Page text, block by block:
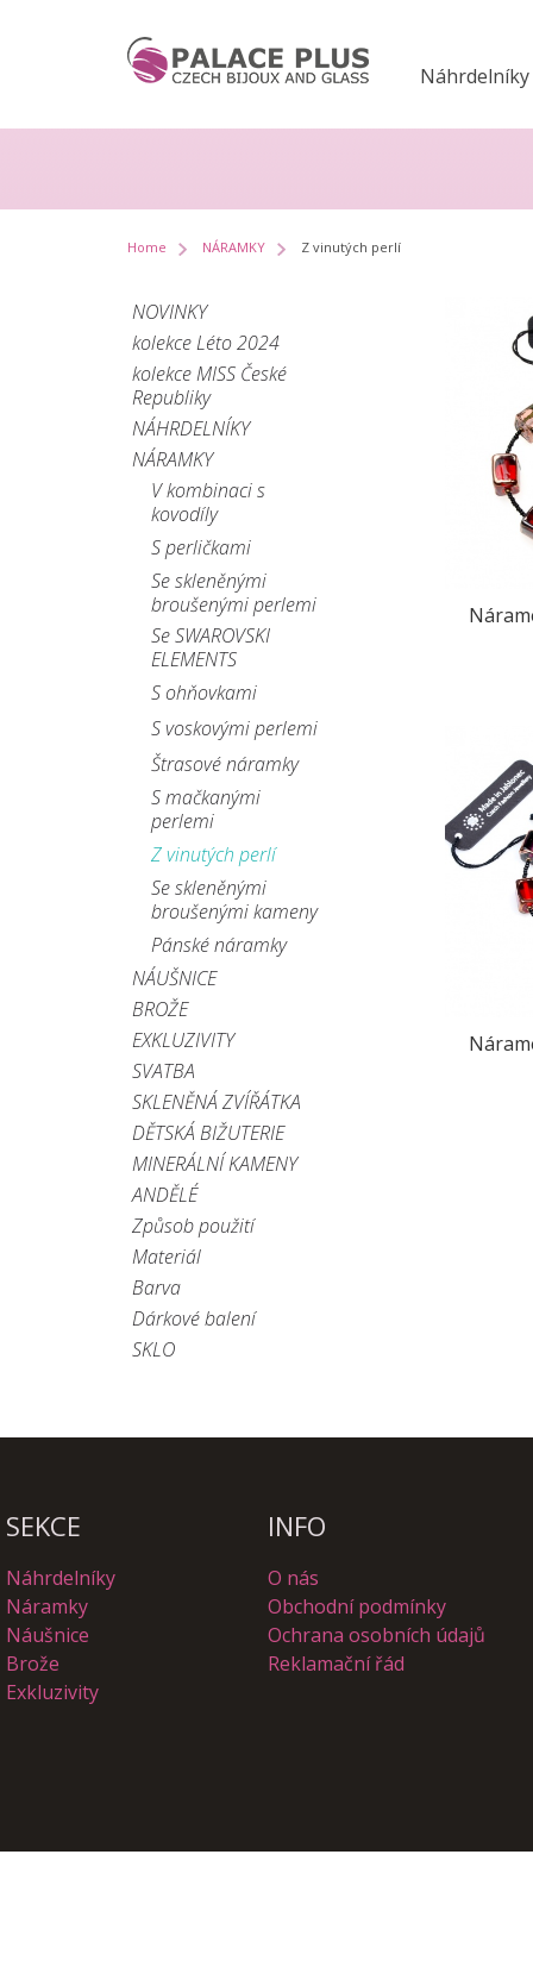
Náhrdelníky
Home NÁRAMKY Z vinutých perlí
NOVINKY
kolekce Léto 2024
kolekce MISS České
Republiky
NÁHRDELNÍKY
NÁRAMKY
V kombinaci s
kovodíly
S perličkami
Se skleněnými
broušenými perlemi
Se SWAROVSKI
ELEMENTS
S ohňovkami
S voskovými perlemi
Štrasové náramky
S mačkanými
perlemi
Z vinutých perlí
Se skleněnými
broušenými kameny
Pánské náramky
NÁUŠNICE
BROŽE
EXKLUZIVITY
SVATBA
SKLENĚNÁ ZVÍŘÁTKA
DĚTSKÁ BIŽUTERIE
MINERÁLNÍ KAMENY
ANDĚLÉ
Způsob použití
Materiál
Barva
Dárkové balení
SKLO
SEKCE INFO
Náhrdelníky
Náramky
Náušnice
Brože
Exkluzivity
O nás
Obchodní podmínky
Ochrana osobních údajů
Reklamační řád